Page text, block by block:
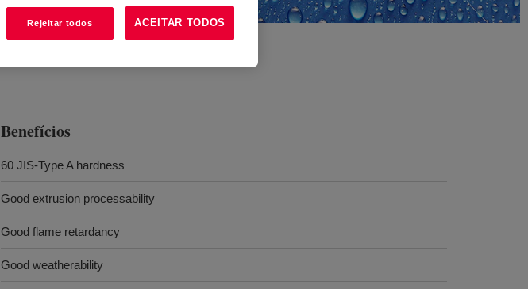
Benefícios
60 JIS-Type A hardness
Good extrusion processability
Good flame retardancy
Good weatherability
Rejeitar todos ACEITAR TODOS